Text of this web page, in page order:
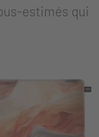
estimés qui